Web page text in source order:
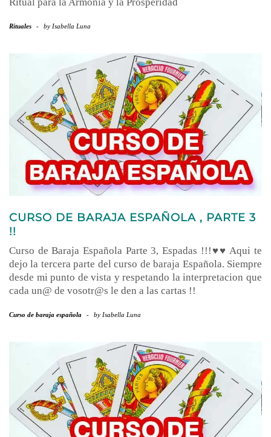
Rituales - by Isabella Luna
CURSO DE BARAJA ESPAÑOLA , PARTE 3
!!
Curso de Baraja Española Parte 3, Espadas !!!♥♥ Aqui te
dejo la tercera parte del curso de baraja Española. Siempre
desde mi punto de vista y respetando la interpretacion que
cada un@ de vosotr@s le den a las cartas !!
Curso de baraja española - by Isabella Luna